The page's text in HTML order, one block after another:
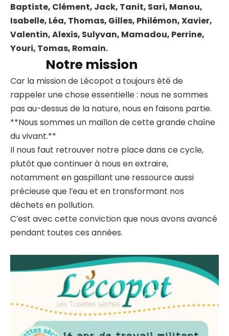
Baptiste, Clément, Jack, Tanit, Sari, Manou,
Isabelle, Léa, Thomas, Gilles, Philémon, Xavier,
Valentin, Alexis, Sulyvan, Mamadou, Perrine,
Youri, Tomas, Romain.
Notre mission
Car la mission de Lécopot a toujours été de
rappeler une chose essentielle : nous ne sommes
pas au-dessus de la nature, nous en faisons partie.
**Nous sommes un maillon de cette grande chaîne
du vivant.**
Il nous faut retrouver notre place dans ce cycle,
plutôt que continuer à nous en extraire,
notamment en gaspillant une ressource aussi
précieuse que l’eau et en transformant nos
déchets en pollution.
C’est avec cette conviction que nous avons avancé
pendant toutes ces années.